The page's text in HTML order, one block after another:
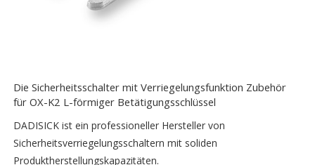
Die Sicherheitsschalter mit Verriegelungsfunktion Zubehör
für OX-K2 L-förmiger Betätigungsschlüssel
DADISICK ist ein professioneller Hersteller von
Sicherheitsverriegelungsschaltern mit soliden
Produktherstellungskapazitäten.